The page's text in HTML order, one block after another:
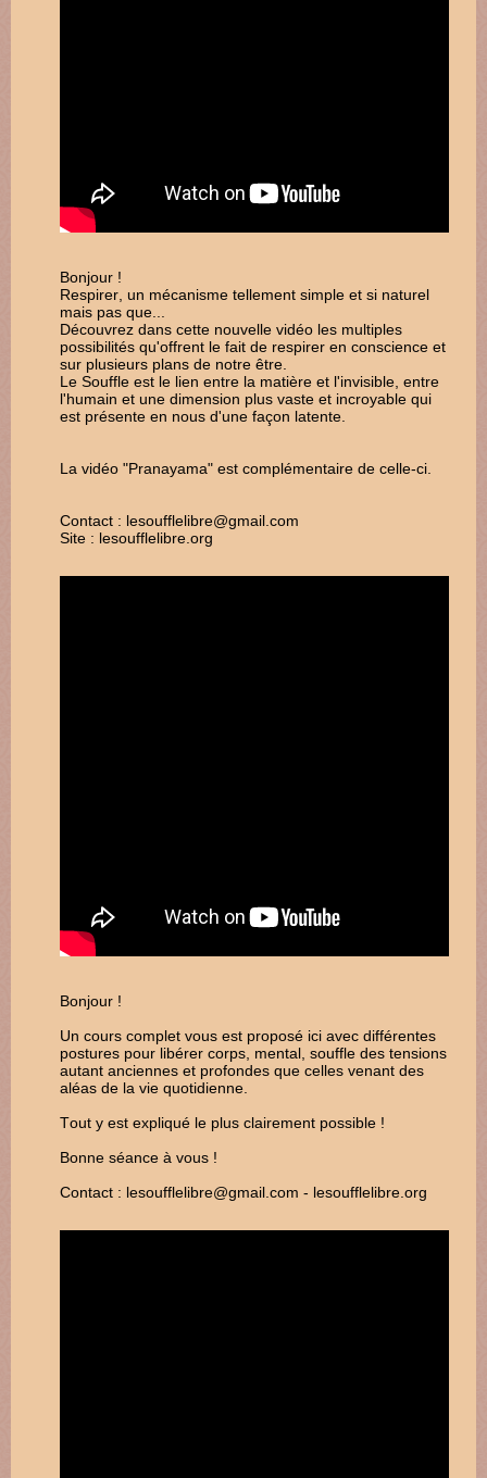
Bonjour !
Respirer, un mécanisme tellement simple et si naturel
mais pas que...
Découvrez dans cette nouvelle vidéo les multiples
possibilités qu'offrent le fait de respirer en conscience et
sur plusieurs plans de notre être.
Le Souffle est le lien entre la matière et l'invisible, entre
l'humain et une dimension plus vaste et incroyable qui
est présente en nous d'une façon latente.
La vidéo "Pranayama" est complémentaire de celle-ci.
Contact : lesoufflelibre@gmail.com
Site : lesoufflelibre.org
Bonjour !
Un cours complet vous est proposé ici avec différentes
postures pour libérer corps, mental, souffle des tensions
autant anciennes et profondes que celles venant des
aléas de la vie quotidienne.
Tout y est expliqué le plus clairement possible !
Bonne séance à vous !
Contact : lesoufflelibre@gmail.com - lesoufflelibre.org